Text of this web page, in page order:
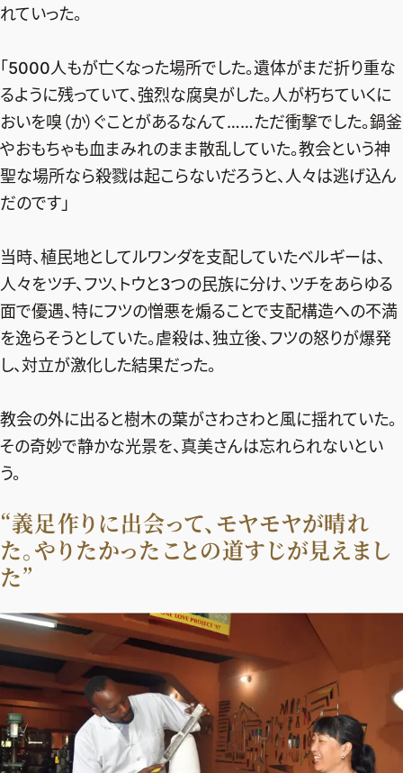
れていった。
「5000人もが亡くなった場所でした。遺体がまだ折り重な
るように残っていて、強烈な腐臭がした。人が朽ちていくに
おいを嗅（か）ぐことがあるなんて……ただ衝撃でした。鍋釜
やおもちゃも血まみれのまま散乱していた。教会という神
聖な場所なら殺戮は起こらないだろうと、人々は逃げ込ん
だのです」
当時、植民地としてルワンダを支配していたベルギーは、
人々をツチ、フツ、トウと3つの民族に分け、ツチをあらゆる
面で優遇、特にフツの憎悪を煽ることで支配構造への不満
を逸らそうとしていた。虐殺は、独立後、フツの怒りが爆発
し、対立が激化した結果だった。
教会の外に出ると樹木の葉がさわさわと風に揺れていた。
その奇妙で静かな光景を、真美さんは忘れられないとい
う。
“義足作りに出会って、モヤモヤが晴れ
た。やりたかったことの道すじが見えまし
た”